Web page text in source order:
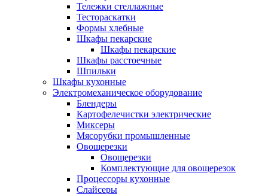
Тележки стеллажные
Тестораскатки
Формы хлебные
Шкафы пекарские
Шкафы пекарские
Шкафы расстоечные
Шпильки
Шкафы кухонные
Электромеханическое оборудование
Блендеры
Картофелечистки электрические
Миксеры
Мясорубки промышленные
Овощерезки
Овощерезки
Комплектующие для овощерезок
Процессоры кухонные
Слайсеры